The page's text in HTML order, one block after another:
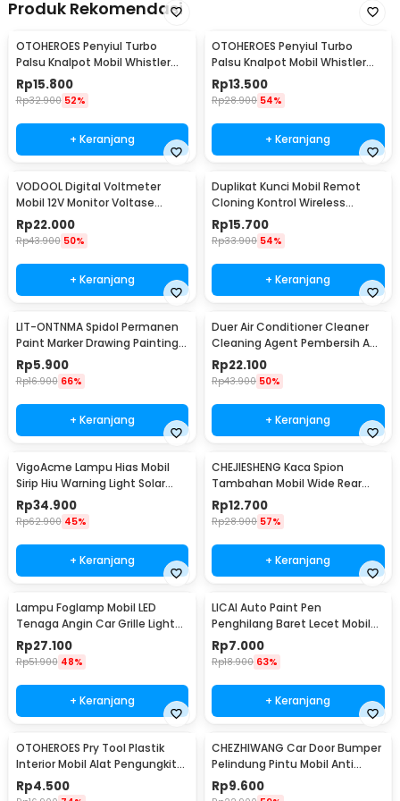
Produk Rekomendasi
OTOHEROES Penyiul Turbo
Palsu Knalpot Mobil Whistler
1000-2400cc L - TUR007
Rp15.800
Rp32.900 52%
+ Keranjang
OTOHEROES Penyiul Turbo
Palsu Knalpot Mobil Whistler
1000-1800cc M 1.6-2.0 - TUR007
Rp13.500
Rp28.900 54%
+ Keranjang
VODOOL Digital Voltmeter
Mobil 12V Monitor Voltase
Baterai LED Display - QY836
Rp22.000
Rp43.900 50%
+ Keranjang
Duplikat Kunci Mobil Remot
Cloning Kontrol Wireless
433.92MHz 1 PCS - WE32
Rp15.700
Rp33.900 54%
+ Keranjang
LIT-ONTNMA Spidol Permanen
Paint Marker Drawing Painting
Oil Base - MP-01
Rp5.900
Rp16.900 66%
+ Keranjang
Duer Air Conditioner Cleaner
Cleaning Agent Pembersih AC
Rumah 500ml - QUY1640
Rp22.100
Rp43.900 50%
+ Keranjang
VigoAcme Lampu Hias Mobil
Sirip Hiu Warning Light Solar
Energy 8 LED - FZWJSD
Rp34.900
Rp62.900 45%
+ Keranjang
CHEJIESHENG Kaca Spion
Tambahan Mobil Wide Rear
View Anti Blind Spot - SY-080
Rp12.700
Rp28.900 57%
+ Keranjang
Lampu Foglamp Mobil LED
Tenaga Angin Car Grille Light
Wind Power 2 PCS - XY044
Rp27.100
Rp51.900 48%
+ Keranjang
LICAI Auto Paint Pen
Penghilang Baret Lecet Mobil
Scratch Removal 12ml
Rp7.000
Rp18.900 63%
+ Keranjang
OTOHEROES Pry Tool Plastik
Interior Mobil Alat Pengungkit
Set 4 PCS - AA16
Rp4.500
CHEZHIWANG Car Door Bumper
Pelindung Pintu Mobil Anti
Gores 8 PCS - HT-001
Rp9.600